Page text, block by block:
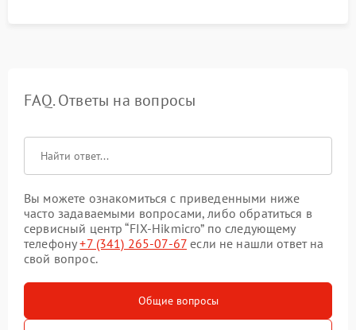
FAQ. Ответы на вопросы
Вы можете ознакомиться с приведенными ниже
часто задаваемыми вопросами, либо обратиться в
сервисный центр “FIX-Hikmicro” по следующему
телефону+7 (341) 265-07-67 если не нашли ответ на
свой вопрос.
Общие вопросы